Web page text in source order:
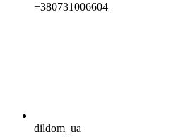
+380731006604
dildom_ua